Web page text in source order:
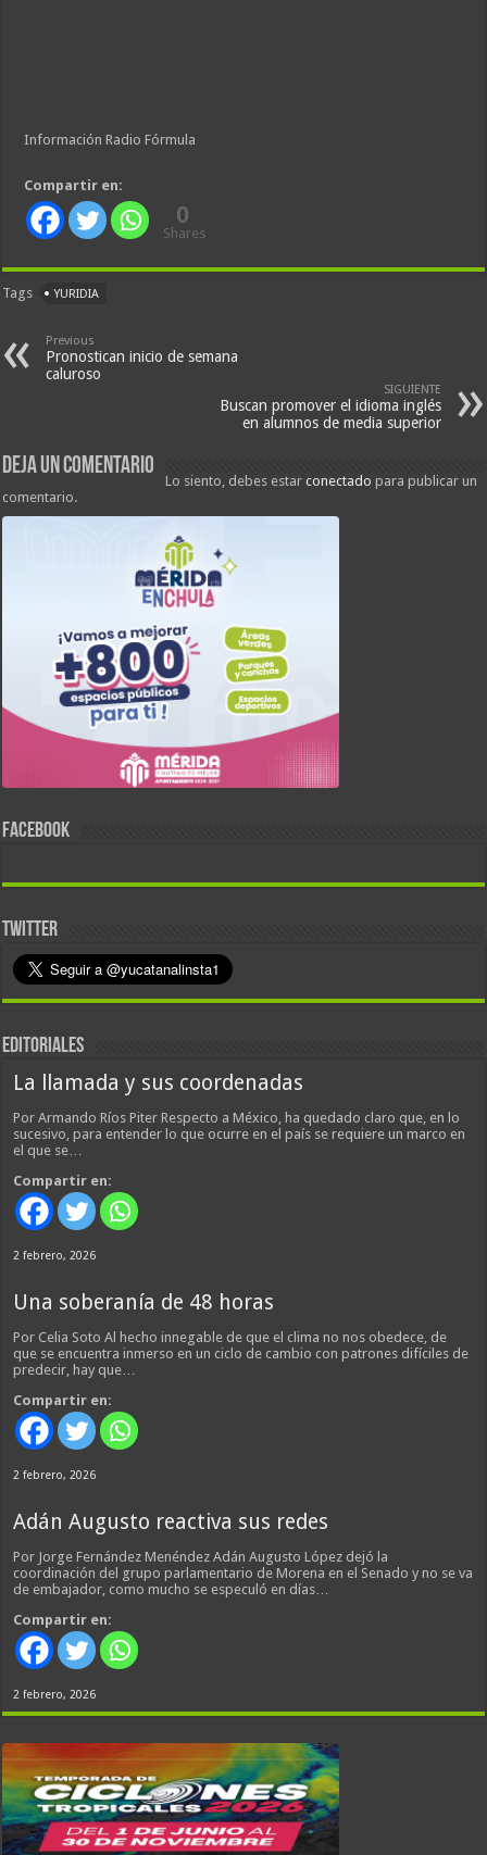
Información Radio Fórmula
Compartir en:
0
Shares
Tags YURIDIA
Previous
Pronostican inicio de semana
caluroso
SIGUIENTE
Buscan promover el idioma inglés
en alumnos de media superior
Deja un comentario
Lo siento, debes estarconectado para publicar un
comentario.
FACEBOOK
TWITTER
EDITORIALES
La llamada y sus coordenadas
Por Armando Ríos Piter Respecto a México, ha quedado claro que, en lo
sucesivo, para entender lo que ocurre en el país se requiere un marco en
el que se…
Compartir en:
2 febrero, 2026
Una soberanía de 48 horas
Por Celia Soto Al hecho innegable de que el clima no nos obedece, de
que se encuentra inmerso en un ciclo de cambio con patrones difíciles de
predecir, hay que…
Compartir en:
2 febrero, 2026
Adán Augusto reactiva sus redes
Por Jorge Fernández Menéndez Adán Augusto López dejó la
coordinación del grupo parlamentario de Morena en el Senado y no se va
de embajador, como mucho se especuló en días…
Compartir en:
2 febrero, 2026